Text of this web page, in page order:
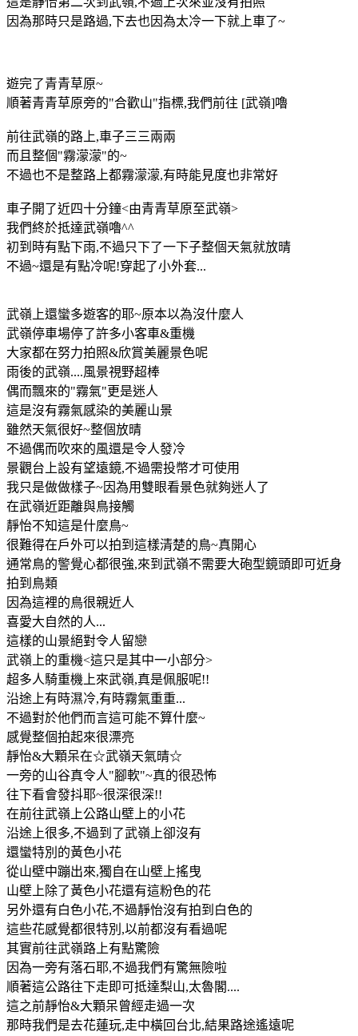
因為那時只是路過,下去也因為太冷一下就上車了~
遊完了青青草原~
順著青青草原旁的"合歡山"指標,我們前往 [武嶺]嚕
前往武嶺的路上,車子三三兩兩
而且整個"霧濛濛"的~
不過也不是整路上都霧濛濛,有時能見度也非常好
車子開了近四十分鐘<由青青草原至武嶺>
我們終於抵達武嶺嚕^^
初到時有點下雨,不過只下了一下子整個天氣就放晴
不過~還是有點冷呢!穿起了小外套...
武嶺上還蠻多遊客的耶~原本以為沒什麼人
武嶺停車場停了許多小客車&重機
大家都在努力拍照&欣賞美麗景色呢
雨後的武嶺....風景視野超棒
偶而飄來的"霧氣"更是迷人
這是沒有霧氣感染的美麗山景
雖然天氣很好~整個放晴
不過偶而吹來的風還是令人發冷
景觀台上設有望遠鏡,不過需投幣才可使用
我只是做做樣子~因為用雙眼看景色就夠迷人了
在武嶺近距離與鳥接觸
靜怡不知這是什麼鳥~
很難得在戶外可以拍到這樣清楚的鳥~真開心
通常鳥的警覺心都很強,來到武嶺不需要大砲型鏡頭即可近身
拍到鳥類
因為這裡的鳥很親近人
喜愛大自然的人...
這樣的山景絕對令人留戀
武嶺上的重機<這只是其中一小部分>
超多人騎重機上來武嶺,真是佩服呢!!
沿途上有時濕冷,有時霧氣重重...
不過對於他們而言這可能不算什麼~
感覺整個拍起來很漂亮
靜怡&大顆呆在☆武嶺天氣晴☆
一旁的山谷真令人"腳軟"~真的很恐怖
往下看會發抖耶~很深很深!!
在前往武嶺上公路山壁上的小花
沿途上很多,不過到了武嶺上卻沒有
還蠻特別的黃色小花
從山壁中蹦出來,獨自在山壁上搖曳
山壁上除了黃色小花還有這粉色的花
另外還有白色小花,不過靜怡沒有拍到白色的
這些花感覺都很特別,以前都沒有看過呢
其實前往武嶺路上有點驚險
因為一旁有落石耶,不過我們有驚無險啦
順著這公路往下走即可抵達梨山,太魯閣....
這之前靜怡&大顆呆曾經走過一次
那時我們是去花蓮玩,走中橫回台北,結果路途遙遠呢